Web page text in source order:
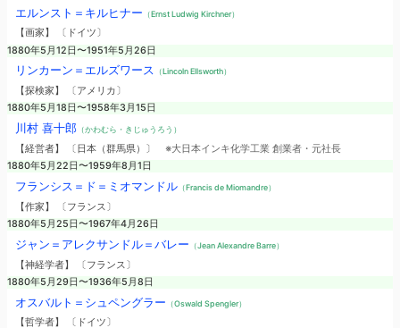
エルンスト＝キルヒナー （Ernst Ludwig Kirchner）
【画家】 〔ドイツ〕
1880年5月12日〜1951年5月26日
リンカーン＝エルズワース （Lincoln Ellsworth）
【探検家】 〔アメリカ〕
1880年5月18日〜1958年3月15日
川村 喜十郎（かわむら・きじゅうろう）
【経営者】 〔日本（群馬県）〕 ※大日本インキ化学工業 創業者・元社長
1880年5月22日〜1959年8月1日
フランシス＝ド＝ミオマンドル（Francis de Miomandre）
【作家】 〔フランス〕
1880年5月25日〜1967年4月26日
ジャン＝アレクサンドル＝バレー （Jean Alexandre Barre）
【神経学者】 〔フランス〕
1880年5月29日〜1936年5月8日
オスバルト＝シュペングラー （Oswald Spengler）
【哲学者】 〔ドイツ〕